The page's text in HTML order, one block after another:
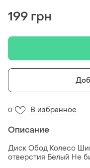
199 грн
0 В избранное
Описание
Диск Обод Колесо
отверстия Белый Не